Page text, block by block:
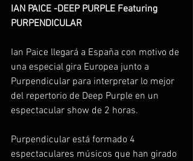
IAN PAICE -DEEP PURPLE Featuring
PURPENDICULAR
Ian Paice llegará a España con motivo de
una especial gira Europea junto a
Purpendicular para interpretar lo mejor
del repertorio de Deep Purple en un
espectacular show de 2 horas.
Purpendicular está formado 4
espectaculares músicos que han girado